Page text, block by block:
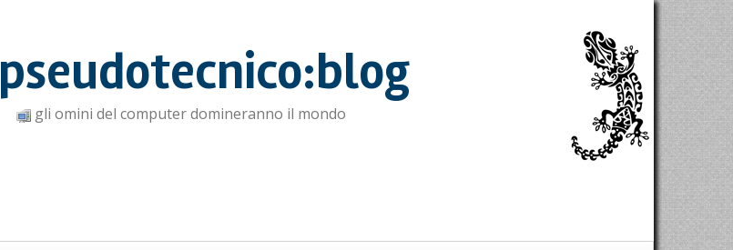
pseudotecnico:blog
gli omini del computer domineranno il mondo